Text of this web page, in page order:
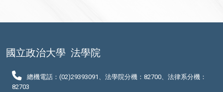
國立政治大學 法學院
總機電話：(02)29393091、法學院分機：82700、法律系分機：
82703